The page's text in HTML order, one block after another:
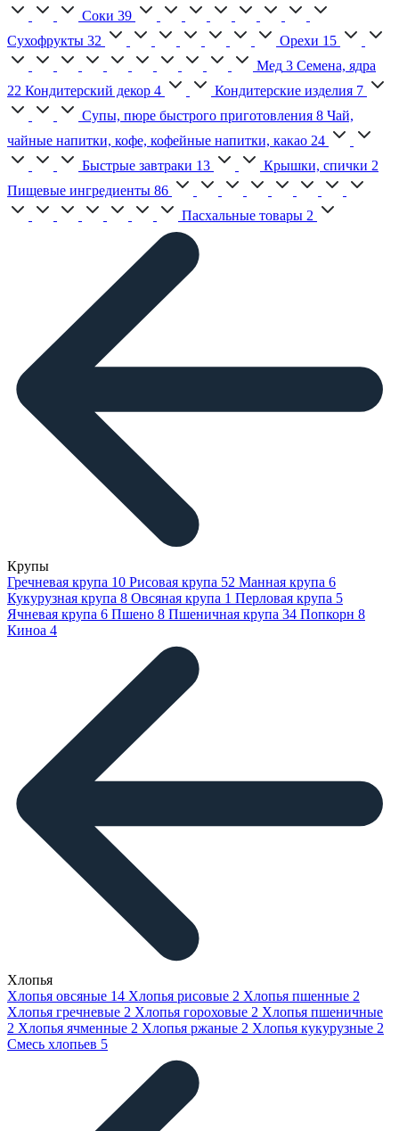
Соки 39
Сухофрукты 32 Орехи 15
Мед 3 Семена, ядра
22 Кондитерский декор 4 Кондитерские изделия 7
Супы, пюре быстрого приготовления 8 Чай,
чайные напитки, кофе, кофейные напитки, какао 24
Быстрые завтраки 13 Крышки, спички 2
Пищевые ингредиенты 86
Пасхальные товары 2
Крупы
Гречневая крупа 10 Рисовая крупа 52 Манная крупа 6
Кукурузная крупа 8 Овсяная крупа 1 Перловая крупа 5
Ячневая крупа 6 Пшено 8 Пшеничная крупа 34 Попкорн 8
Киноа 4
Хлопья
Хлопья овсяные 14 Хлопья рисовые 2 Хлопья пшенные 2
Хлопья гречневые 2 Хлопья гороховые 2 Хлопья пшеничные
2 Хлопья ячменные 2 Хлопья ржаные 2 Хлопья кукурузные 2
Смесь хлопьев 5